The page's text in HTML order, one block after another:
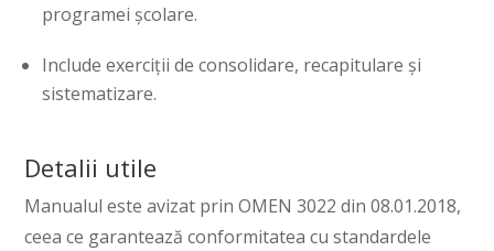
programei școlare.
Include exerciții de consolidare, recapitulare și
sistematizare.
Detalii utile
Manualul este avizat prin OMEN 3022 din 08.01.2018,
ceea ce garantează conformitatea cu standardele